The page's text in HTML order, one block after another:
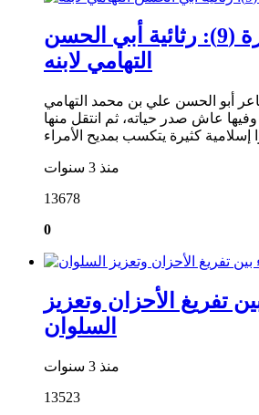
قصائد نادرة (9): رثائية أبي الحسن
التهامي لابنه
أبو الحسن علي بن محمد التهامي
بمكة حوالي سنة 360 وفيها عاش صدر حياته، ثم انتقل منها
منذ 3 سنوات
13678
0
تفريغ الأحزان وتعزيز
السلوان
منذ 3 سنوات
13523